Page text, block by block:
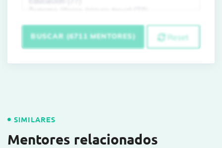
BUSCAR (6711 MENTORES) Reset
SIMILARES
Mentores relacionados